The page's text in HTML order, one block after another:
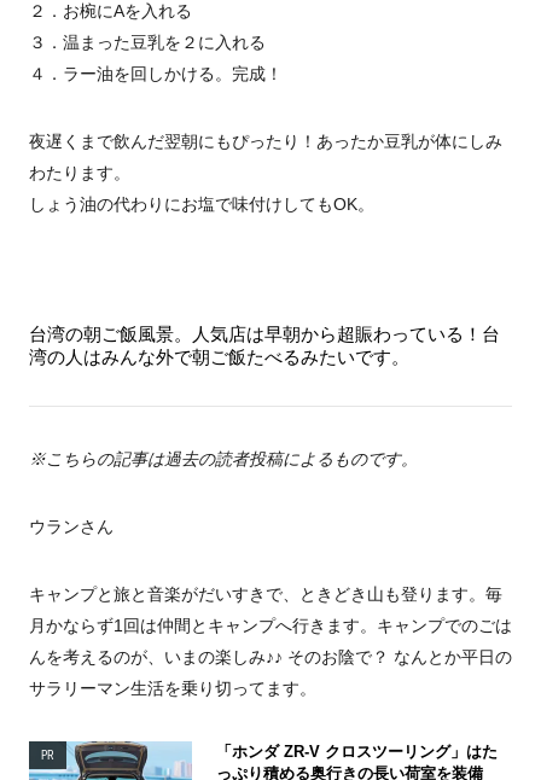
２．お椀にAを入れる
３．温まった豆乳を２に入れる
４．ラー油を回しかける。完成！
夜遅くまで飲んだ翌朝にもぴったり！あったか豆乳が体にしみ
わたります。
しょう油の代わりにお塩で味付けしてもOK。
台湾の朝ご飯風景。人気店は早朝から超賑わっている！台
湾の人はみんな外で朝ご飯たべるみたいです。
※こちらの記事は過去の読者投稿によるものです。
ウランさん
キャンプと旅と音楽がだいすきで、ときどき山も登ります。毎
月かならず1回は仲間とキャンプへ行きます。キャンプでのごは
んを考えるのが、いまの楽しみ♪♪ そのお陰で？ なんとか平日の
サラリーマン生活を乗り切ってます。
PR
「ホンダ ZR-V クロスツーリング」はた
っぷり積める奥行きの長い荷室を装備